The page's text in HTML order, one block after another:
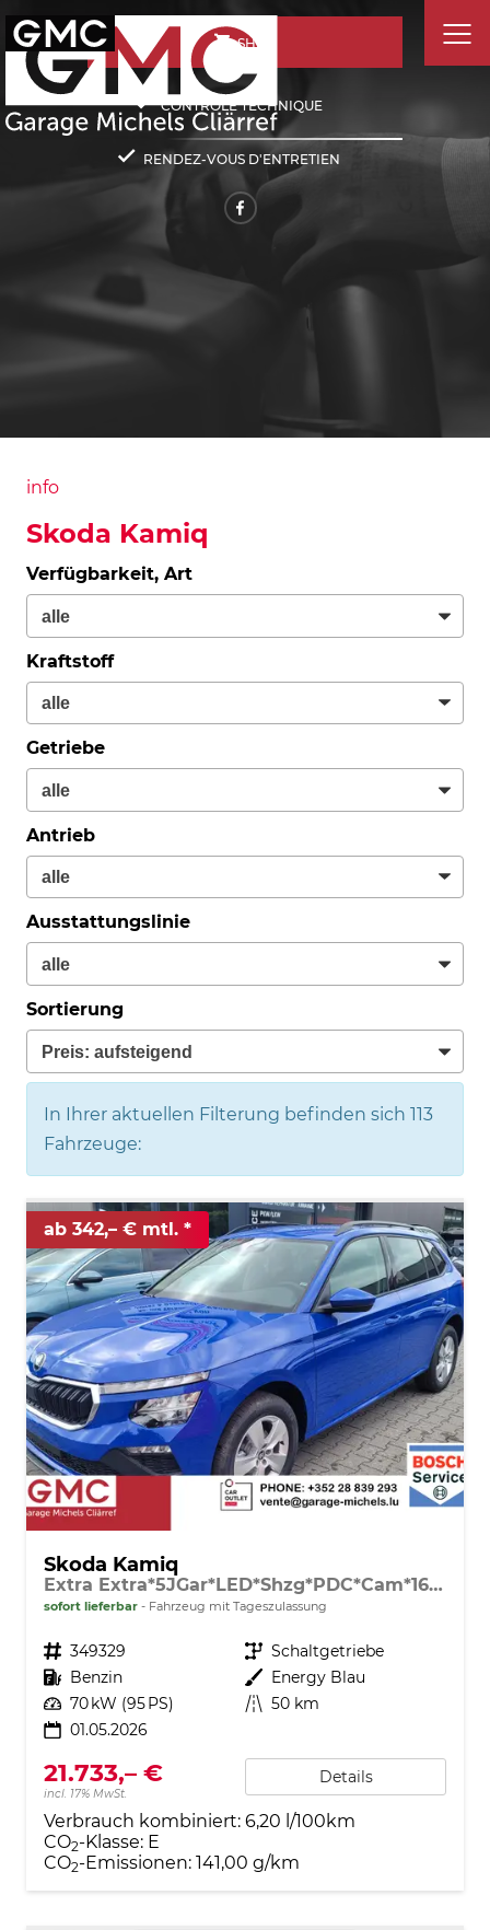
SHOP
CONTRÔLE TECHNIQUE
RENDEZ-VOUS D'ENTRETIEN
info
Skoda Kamiq
Verfügbarkeit, Art
Kraftstoff
Getriebe
Antrieb
Ausstattungslinie
Sortierung
In Ihrer aktuellen Filterung befinden sich 113
Fahrzeuge:
ab 342,– € mtl.
Skoda Kamiq
Extra Extra*5JGar*LED*Shzg*PDC*Cam*16Zoll*ACA*
sofort lieferbar Fahrzeug mit Tageszulassung
Fahrzeugnr. 349329 Getriebe Schaltgetriebe
Kraftstoff Benzin Außenfarbe Energy Blau
Leistung 70 kW (95 PS) Kilometerstand 50 km
01.05.2026
21.733,– €
incl. 17% MwSt.
Details
Verbrauch kombiniert: 6,20 l/100km
CO2-Klasse: E
CO2-Emissionen: 141,00 g/km